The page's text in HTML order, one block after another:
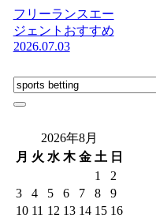
フリーランスエー
ジェントおすすめ
2026.07.03
2026年8月
月 火 水 木 金 土 日
1
2
3
4 5 6 7 8
9
10 11 12 13 14 15 16